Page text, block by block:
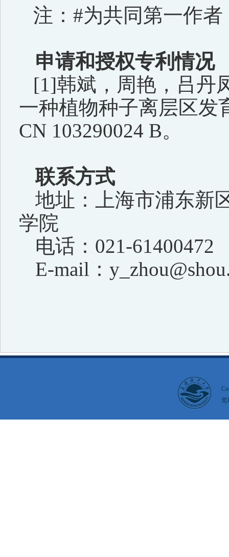
注： #为共同第一作者
申请和授权专利情况
[1]韩斌，周艳，吕丹
一种植物种子离层区发
CN 103290024 B。
联系方式
地址：上海市浦东新
学院
电话： 021-61400472
E-mail ：
览